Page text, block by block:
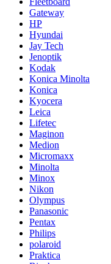
Gateway
HP
Hyundai
Jay Tech
Jenoptik
Kodak
Konica Minolta
Konica
Kyocera
Leica
Lifetec
Maginon
Medion
Micromaxx
Minolta
Minox
Nikon
Olympus
Panasonic
Pentax
Philips
polaroid
Praktica